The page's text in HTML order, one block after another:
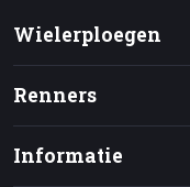
Wielerploegen
Renners
Informatie